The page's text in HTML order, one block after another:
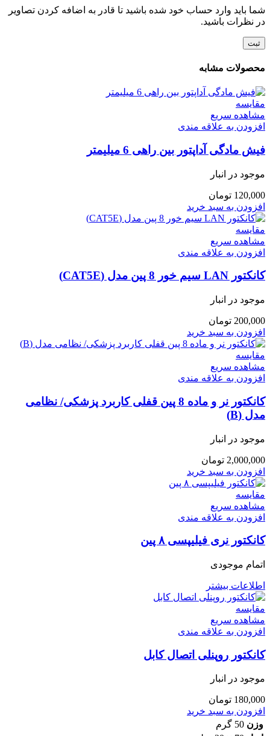
شما باید وارد حساب خود شده باشید تا قادر به اضافه کردن تصاویر
در نظرات باشید.
محصولات مشابه
مقایسه
مشاهده سریع
افزودن به علاقه مندی
فیش مادگی آداپتور بین راهی 6 میلیمتر
موجود در انبار
120,000 تومان
افزودن به سبد خرید
مقایسه
مشاهده سریع
افزودن به علاقه مندی
کانکتور LAN سیم خور 8 پین مدل (CAT5E)
موجود در انبار
200,000 تومان
افزودن به سبد خرید
مقایسه
مشاهده سریع
افزودن به علاقه مندی
کانکتور نر و ماده 8 پین قفلی کاربرد پزشکی/ نظامی
مدل (B)
موجود در انبار
2,000,000 تومان
افزودن به سبد خرید
مقایسه
مشاهده سریع
افزودن به علاقه مندی
کانکتور نری فیلیپسی ۸ پین
اتمام موجودی
اطلاعات بیشتر
مقایسه
مشاهده سریع
افزودن به علاقه مندی
کانکتور روپنلی اتصال کابل
موجود در انبار
180,000 تومان
افزودن به سبد خرید
وزن 50 گرم